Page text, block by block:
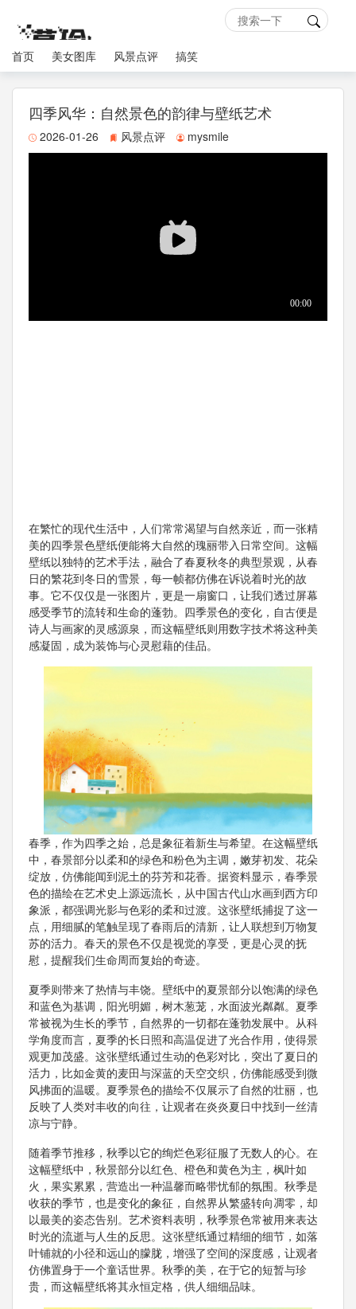
首页 美女图库 风景点评 搞笑
四季风华：自然景色的韵律与壁纸艺术
2026-01-26 风景点评 mysmile
在繁忙的现代生活中，人们常常渴望与自然亲近，而一张精
美的四季景色壁纸便能将大自然的瑰丽带入日常空间。这幅
壁纸以独特的艺术手法，融合了春夏秋冬的典型景观，从春
日的繁花到冬日的雪景，每一帧都仿佛在诉说着时光的故
事。它不仅仅是一张图片，更是一扇窗口，让我们透过屏幕
感受季节的流转和生命的蓬勃。四季景色的变化，自古便是
诗人与画家的灵感源泉，而这幅壁纸则用数字技术将这种美
感凝固，成为装饰与心灵慰藉的佳品。
春季，作为四季之始，总是象征着新生与希望。在这幅壁纸
中，春景部分以柔和的绿色和粉色为主调，嫩芽初发、花朵
绽放，仿佛能闻到泥土的芬芳和花香。据资料显示，春季景
色的描绘在艺术史上源远流长，从中国古代山水画到西方印
象派，都强调光影与色彩的柔和过渡。这张壁纸捕捉了这一
点，用细腻的笔触呈现了春雨后的清新，让人联想到万物复
苏的活力。春天的景色不仅是视觉的享受，更是心灵的抚
慰，提醒我们生命周而复始的奇迹。
夏季则带来了热情与丰饶。壁纸中的夏景部分以饱满的绿色
和蓝色为基调，阳光明媚，树木葱茏，水面波光粼粼。夏季
常被视为生长的季节，自然界的一切都在蓬勃发展中。从科
学角度而言，夏季的长日照和高温促进了光合作用，使得景
观更加茂盛。这张壁纸通过生动的色彩对比，突出了夏日的
活力，比如金黄的麦田与深蓝的天空交织，仿佛能感受到微
风拂面的温暖。夏季景色的描绘不仅展示了自然的壮丽，也
反映了人类对丰收的向往，让观者在炎炎夏日中找到一丝清
凉与宁静。
随着季节推移，秋季以它的绚烂色彩征服了无数人的心。在
这幅壁纸中，秋景部分以红色、橙色和黄色为主，枫叶如
火，果实累累，营造出一种温馨而略带忧郁的氛围。秋季是
收获的季节，也是变化的象征，自然界从繁盛转向凋零，却
以最美的姿态告别。艺术资料表明，秋季景色常被用来表达
时光的流逝与人生的反思。这张壁纸通过精细的细节，如落
叶铺就的小径和远山的朦胧，增强了空间的深度感，让观者
仿佛置身于一个童话世界。秋季的美，在于它的短暂与珍
贵，而这幅壁纸将其永恒定格，供人细细品味。